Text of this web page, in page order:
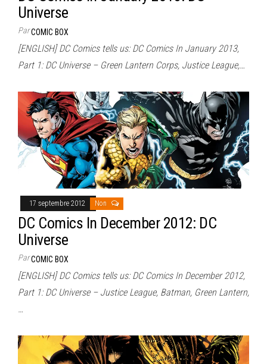
Universe
ParCOMIC BOX
[ENGLISH] DC Comics tells us: DC Comics In January 2013,
Part 1: DC Universe – Green Lantern Corps, Justice League,…
17 septembre 2012 Non
DC Comics In December 2012: DC
Universe
ParCOMIC BOX
[ENGLISH] DC Comics tells us: DC Comics In December 2012,
Part 1: DC Universe – Justice League, Batman, Green Lantern,
…